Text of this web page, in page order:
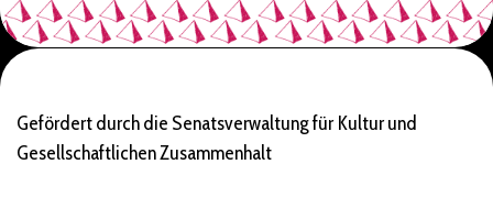
Gefördert durch die Senatsverwaltung für Kultur und
Gesellschaftlichen Zusammenhalt